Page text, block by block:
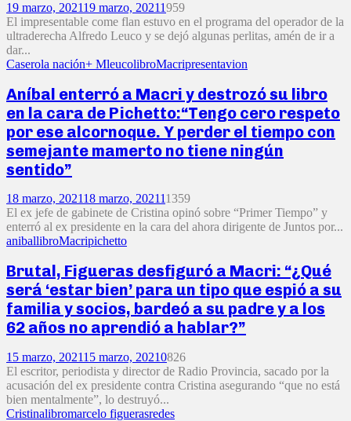
19 marzo, 202119 marzo, 20211959
El impresentable come flan estuvo en el programa del operador de la
ultraderecha Alfredo Leuco y se dejó algunas perlitas, amén de ir a
dar...
Caserola nación+ MleucolibroMacripresentavion
Aníbal enterró a Macri y destrozó su libro
en la cara de Pichetto:“Tengo cero respeto
por ese alcornoque. Y perder el tiempo con
semejante mamerto no tiene ningún
sentido”
18 marzo, 202118 marzo, 202111359
El ex jefe de gabinete de Cristina opinó sobre “Primer Tiempo” y
enterró al ex presidente en la cara del ahora dirigente de Juntos por...
aniballibroMacripichetto
Brutal, Figueras desfiguró a Macri: “¿Qué
será ‘estar bien’ para un tipo que espió a su
familia y socios, bardeó a su padre y a los
62 años no aprendió a hablar?”
15 marzo, 202115 marzo, 20210826
El escritor, periodista y director de Radio Provincia, sacado por la
acusación del ex presidente contra Cristina asegurando “que no está
bien mentalmente”, lo destruyó...
Cristinalibromarcelo figuerasredes